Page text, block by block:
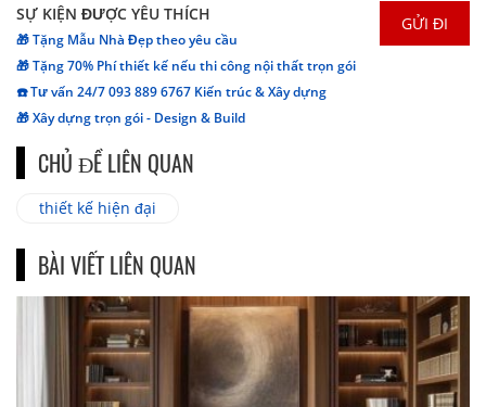
SỰ KIỆN ĐƯỢC YÊU THÍCH
🎁 Tặng Mẫu Nhà Đẹp theo yêu cầu
🎁 Tặng 70% Phí thiết kế nếu thi công nội thất trọn gói
☎️ Tư vấn 24/7 093 889 6767 Kiến trúc & Xây dựng
🎁 Xây dựng trọn gói - Design & Build
CHỦ ĐỀ LIÊN QUAN
thiết kế hiện đại
BÀI VIẾT LIÊN QUAN